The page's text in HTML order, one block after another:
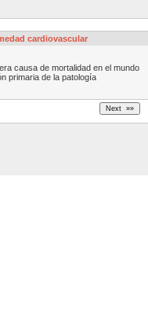
cardiovascular
causa de mortalidad en el mundo
primaria de la patología